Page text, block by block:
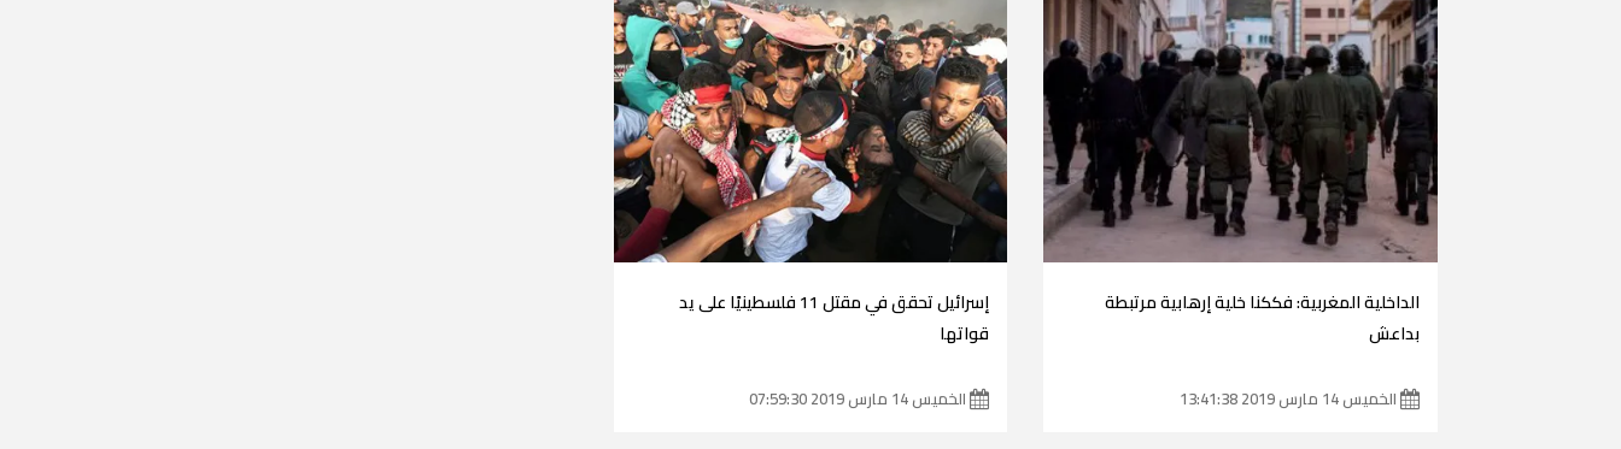
الداخلية المغربية: فككنا خلية إرهابية مرتبطة
بداعش
الخميس 14 مارس 2019 13:41:38
إسرائيل تحقق في مقتل 11 فلسطينيًا على يد
قواتها
الخميس 14 مارس 2019 07:59:30